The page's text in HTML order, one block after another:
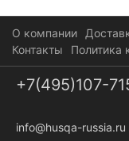
О компании
Контакты
Политика
+7(495)107-
info@husqa-russia.ru